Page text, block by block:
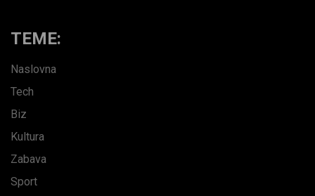
TEME:
Naslovna
Tech
Biz
Kultura
Zabava
Sport